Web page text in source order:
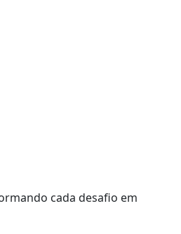
cada desafio em